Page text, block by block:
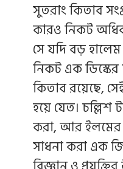
সুতরাং কিতাব
কারও নিকট
সে যদি বড়
নিকট এক ডিস্কের
কিতাব রয়েছে,
হয়ে যেত। চল্লিশ
করা, আর ইলমের
সাধনা করা এক